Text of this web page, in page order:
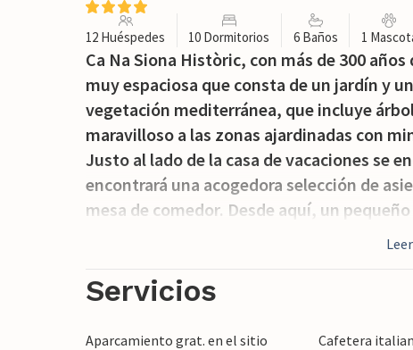
12 Huéspedes 10 Dormitorios 6 Baños 1
Ca Na Siona Històric, con más de 300
muy espaciosa que consta de un jardín y
vegetación mediterránea, que incluye
maravilloso a las zonas ajardinadas con
Justo al lado de la casa de vacaciones se
encontrará una acogedora selección de
mesa de comedor. Desde aquí, un
integrado estéticamente en el paisaje.
adicionales le invita a relajarse. Si desea
una mesa de ping-pong a su disposición
Servicios
Aparcamiento grat. en el sitio Cafetera